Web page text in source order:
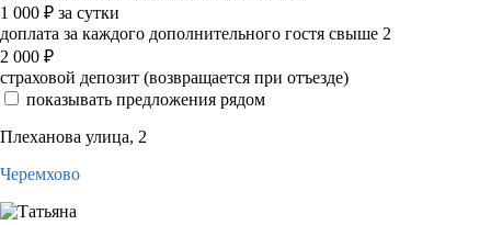
1 000 ₽ за сутки
доплата за каждого дополнительного гостя свыше 2
2 000 ₽
страховой депозит (возвращается при отъезде)
показывать предложения рядом
Плеханова улица, 2
Черемхово